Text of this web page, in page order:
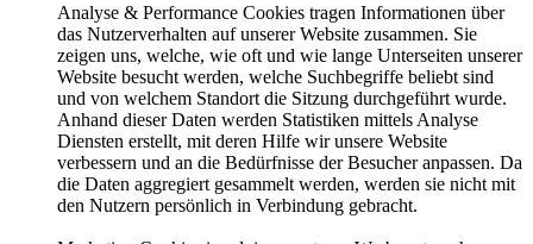
Analyse & Performance Cookies tragen Informationen über
das Nutzerverhalten auf unserer Website zusammen. Sie
zeigen uns, welche, wie oft und wie lange Unterseiten unserer
Website besucht werden, welche Suchbegriffe beliebt sind
und von welchem Standort die Sitzung durchgeführt wurde.
Anhand dieser Daten werden Statistiken mittels Analyse
Diensten erstellt, mit deren Hilfe wir unsere Website
verbessern und an die Bedürfnisse der Besucher anpassen. Da
die Daten aggregiert gesammelt werden, werden sie nicht mit
den Nutzern persönlich in Verbindung gebracht.